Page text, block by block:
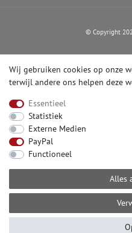
© Copyright
Wij gebruiken cookies op onze
terwijl andere ons helpen deze
Essentieel
Statistiek
Externe Medien
PayPal
Functioneel
Alles